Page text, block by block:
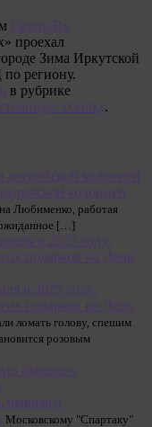
Газета.Ru
проехал
Зима Иркутской
региону.
в рубрике
ссылку.
колонией
Любименко, работая
[…]
в 2025 году:
подарков на День
ломать голову, спешим
розовым
бывшего
Московскому "Спартаку"